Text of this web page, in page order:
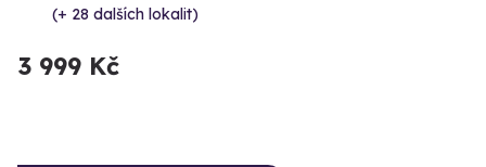
(+ 28 dalších lokalit)
3 999 Kč